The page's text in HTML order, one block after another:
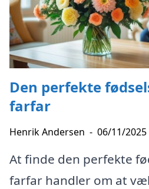
Den perfekte
farfar
Henrik Andersen - 06/11/2025
At finde den perfekte
farfar handler om at